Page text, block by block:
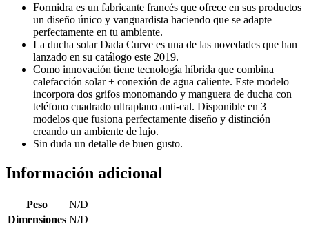
Formidra es un fabricante francés que ofrece en sus productos
un diseño único y vanguardista haciendo que se adapte
perfectamente en tu ambiente.
La ducha solar Dada Curve es una de las novedades que han
lanzado en su catálogo este 2019.
Como innovación tiene tecnología híbrida que combina
calefacción solar + conexión de agua caliente. Este modelo
incorpora dos grifos monomando y manguera de ducha con
teléfono cuadrado ultraplano anti-cal. Disponible en 3
modelos que fusiona perfectamente diseño y distinción
creando un ambiente de lujo.
Sin duda un detalle de buen gusto.
Información adicional
Peso
N/D
Dimensiones N/D